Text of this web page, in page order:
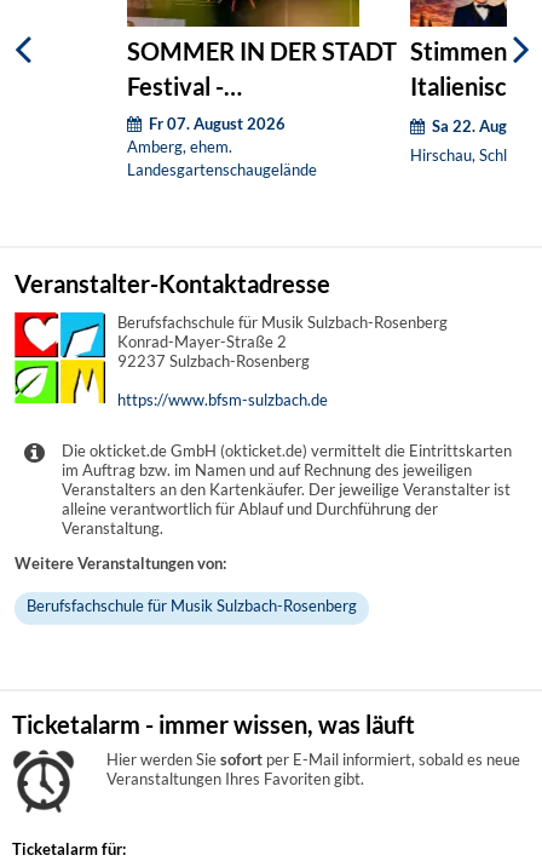
SOMMER IN DER STADT
Festival -
Wochenendticket
Fr 07. August 2026
Amberg, ehem.
Landesgartenschaugelände
Stimmen
Italienische
Sa 22. August
Hirschau,
Veranstalter-Kontaktadresse
Berufsfachschule für Musik Sulzbach-Rosenberg
Konrad-Mayer-Straße 2
92237 Sulzbach-Rosenberg
https://www.bfsm-sulzbach.de
Die okticket.de GmbH (okticket.de) vermittelt die Eintrittskarten
im Auftrag bzw. im Namen und auf Rechnung des jeweiligen
Veranstalters an den Kartenkäufer. Der jeweilige Veranstalter ist
alleine verantwortlich für Ablauf und Durchführung der
Veranstaltung.
Weitere Veranstaltungen von:
Berufsfachschule für Musik Sulzbach-Rosenberg
Ticketalarm - immer wissen, was läuft
Hier werden Siesofort per E-Mail informiert, sobald es neue
Veranstaltungen Ihres Favoriten gibt.
Ticketalarm für: